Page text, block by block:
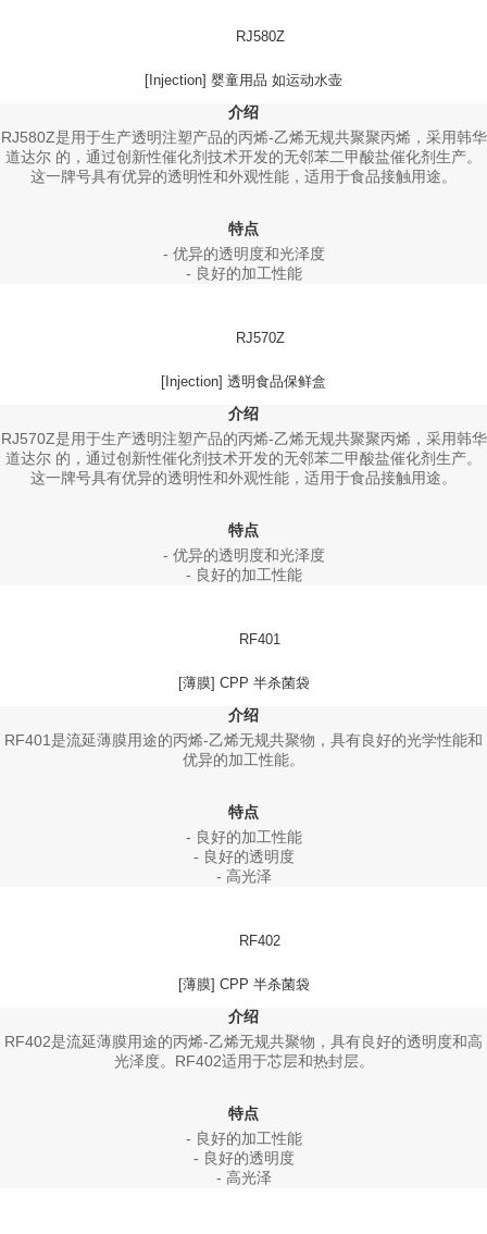
RJ580Z
[Injection] 婴童用品 如运动水壶
介绍
RJ580Z是用于生产透明注塑产品的丙烯-乙烯无规共聚聚丙烯，采用韩华
道达尔 的，通过创新性催化剂技术开发的无邻苯二甲酸盐催化剂生产。
这一牌号具有优异的透明性和外观性能，适用于食品接触用途。
特点
- 优异的透明度和光泽度
- 良好的加工性能
RJ570Z
[Injection] 透明食品保鲜盒
介绍
RJ570Z是用于生产透明注塑产品的丙烯-乙烯无规共聚聚丙烯，采用韩华
道达尔 的，通过创新性催化剂技术开发的无邻苯二甲酸盐催化剂生产。
这一牌号具有优异的透明性和外观性能，适用于食品接触用途。
特点
- 优异的透明度和光泽度
- 良好的加工性能
RF401
[薄膜] CPP 半杀菌袋
介绍
RF401是流延薄膜用途的丙烯-乙烯无规共聚物，具有良好的光学性能和
优异的加工性能。
特点
- 良好的加工性能
- 良好的透明度
- 高光泽
RF402
[薄膜] CPP 半杀菌袋
介绍
RF402是流延薄膜用途的丙烯-乙烯无规共聚物，具有良好的透明度和高
光泽度。RF402适用于芯层和热封层。
特点
- 良好的加工性能
- 良好的透明度
- 高光泽